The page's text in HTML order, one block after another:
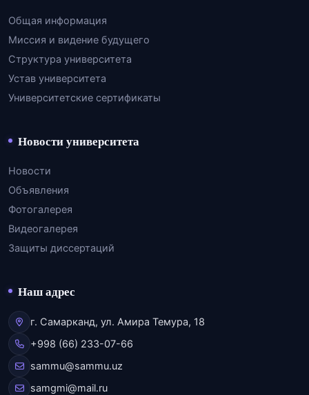
Общая информация
Миссия и видение будущего
Структура университета
Устав университета
Университетские сертификаты
Новости университета
Новости
Объявления
Фотогалерея
Видеогалерея
Защиты диссертаций
Наш адрес
г. Самарканд, ул. Амира Темура, 18
+998 (66) 233-07-66
sammu@sammu.uz
samgmi@mail.ru